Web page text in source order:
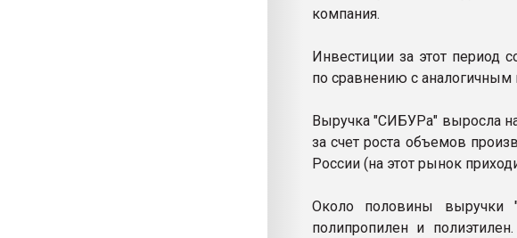
компания.
Инвестиции за этот период
по сравнению с
Выручка "СИБУРа" выросла
за счет роста объемов
России (на этот рынок
Около половины выручки
полипропилен и